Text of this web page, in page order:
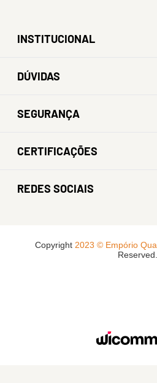
INSTITUCIONAL
DÚVIDAS
SEGURANÇA
CERTIFICAÇÕES
REDES SOCIAIS
Copyright 2023 © Empório
Reserved.